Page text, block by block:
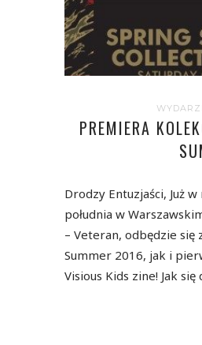
PREMIERA
Drodzy Entuzjaści, Już
południa w
– Veteran, odbędzie
Summer 2016, jak i
Visious Kids zine! Jak